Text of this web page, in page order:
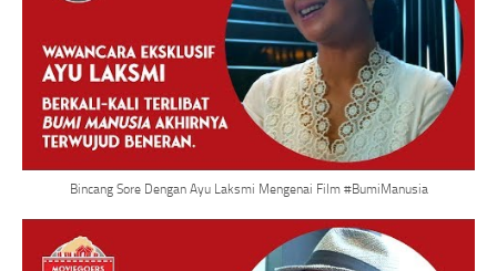
Bincang Sore Dengan Ayu Laksmi Mengenai Film #BumiManusia